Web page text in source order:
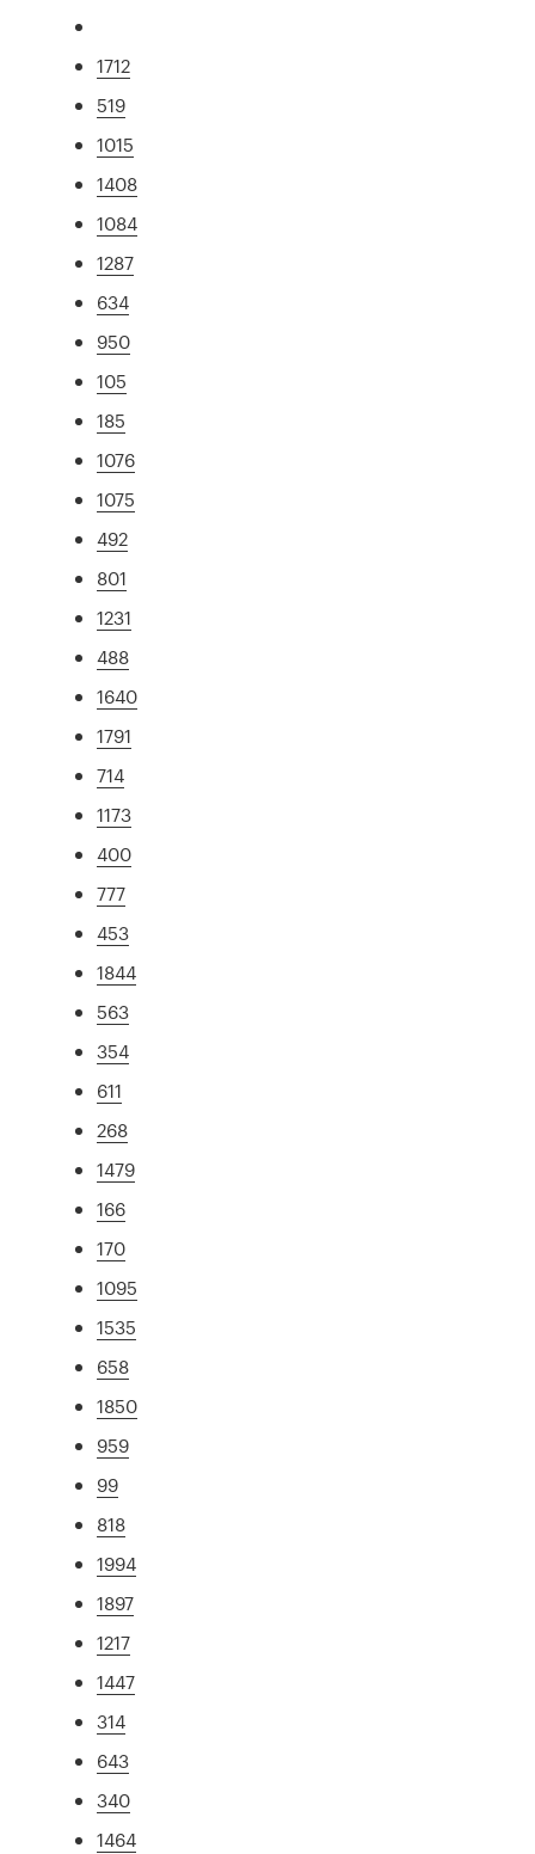
1712
519
1015
1408
1084
1287
634
950
105
185
1076
1075
492
801
1231
488
1640
1791
714
1173
400
777
453
1844
563
354
611
268
1479
166
170
1095
1535
658
1850
959
99
818
1994
1897
1217
1447
314
643
340
1464